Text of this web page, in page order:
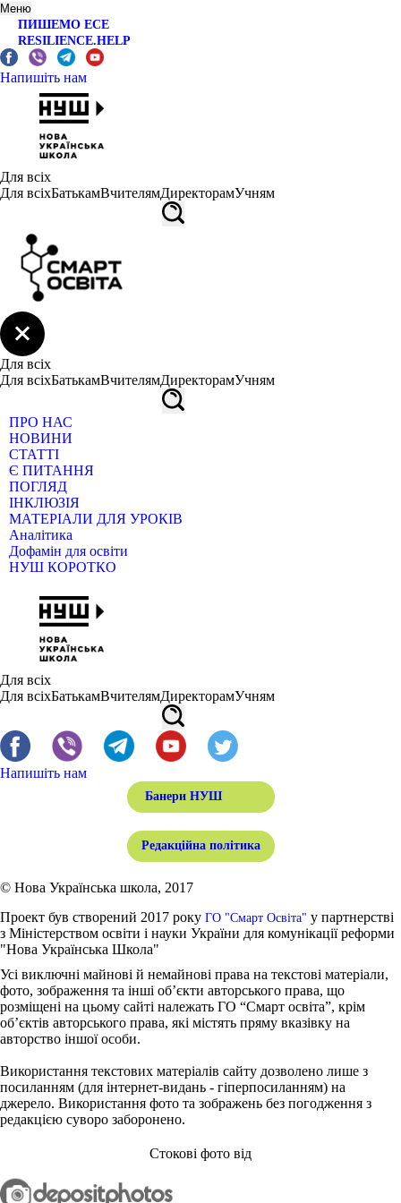
Меню
ПИШЕМО ЕСЕ
RESILIENCE.HELP
Напишіть нам
Для всіх
Для всіхБатькамВчителямДиректорамУчням
Для всіх
Для всіхБатькамВчителямДиректорамУчням
ПРО НАС
НОВИНИ
СТАТТІ
Є ПИТАННЯ
ПОГЛЯД
ІНКЛЮЗІЯ
МАТЕРІАЛИ ДЛЯ УРОКІВ
Аналітика
Дофамін для освіти
НУШ КОРОТКО
Для всіх
Для всіхБатькамВчителямДиректорамУчням
Напишіть нам
Банери НУШ
Редакційна політика
© Нова Українська школа, 2017
Проект був створений 2017 року ГО "Смарт Освіта" у партнерстві
з Міністерством освіти і науки України для комунікації реформи
"Нова Українська Школа"
Усі виключні майнові й немайнові права на текстові матеріали,
фото, зображення та інші об’єкти авторського права, що
розміщені на цьому сайті належать ГО “Смарт освіта”, крім
об’єктів авторського права, які містять пряму вказівку на
авторство іншої особи.
Використання текстових матеріалів сайту дозволено лише з
посиланням (для інтернет-видань - гіперпосиланням) на
джерело. Використання фото та зображень без погодження з
редакцією суворо заборонено.
Стокові фото від